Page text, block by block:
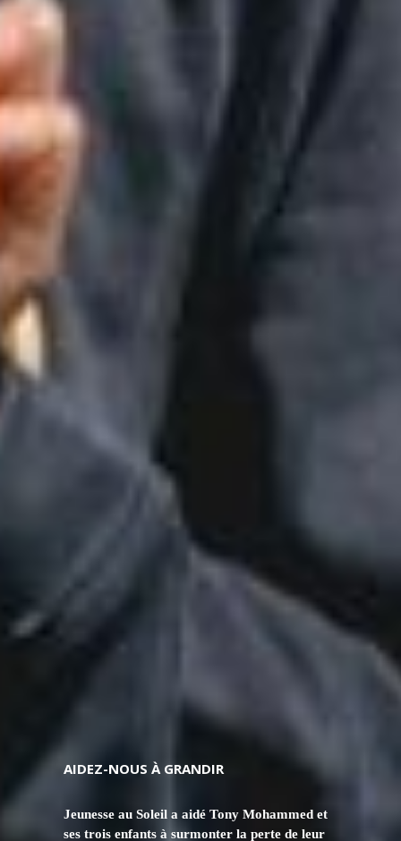
AIDEZ-NOUS À GRANDIR
Jeunesse au Soleil a aidé Tony Mohammed et
ses trois enfants à surmonter la perte de leur